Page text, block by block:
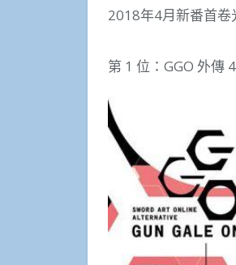
2018年4月新番首
第 1 位：GGO 外傳